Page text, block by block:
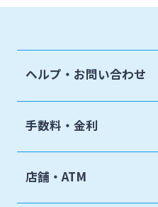
ヘルプ・お問い合わせ
手数料・金利
店舗・ATM